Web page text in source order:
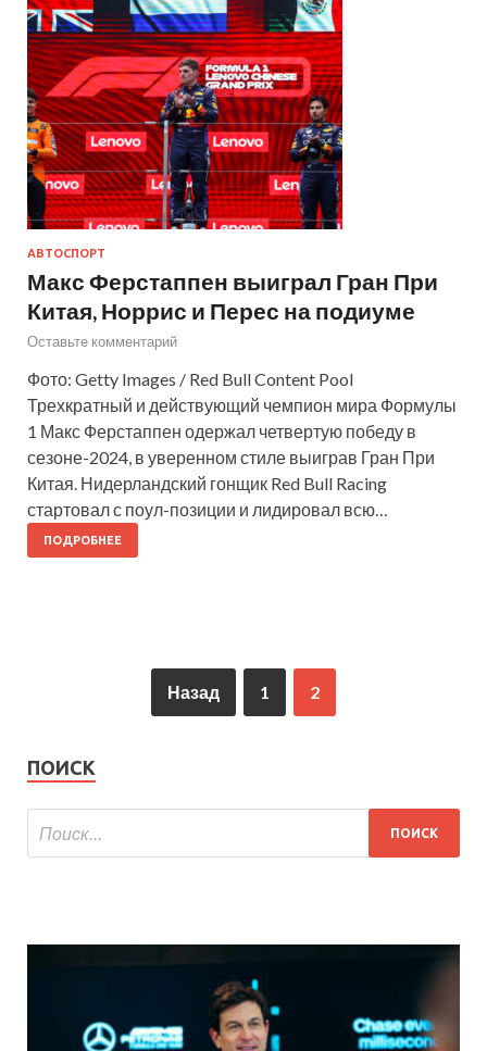
АВТОСПОРТ
Макс Ферстаппен выиграл Гран При
Китая, Норрис и Перес на подиуме
Оставьте комментарий
Фото: Getty Images / Red Bull Content Pool
Трехкратный и действующий чемпион мира Формулы
1 Макс Ферстаппен одержал четвертую победу в
сезоне-2024, в уверенном стиле выиграв Гран При
Китая. Нидерландский гонщик Red Bull Racing
стартовал с поул-позиции и лидировал всю…
ПОДРОБНЕЕ
Назад 1 2
ПОИСК